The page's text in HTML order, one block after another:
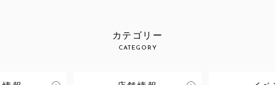
カテゴリー
CATEGORY